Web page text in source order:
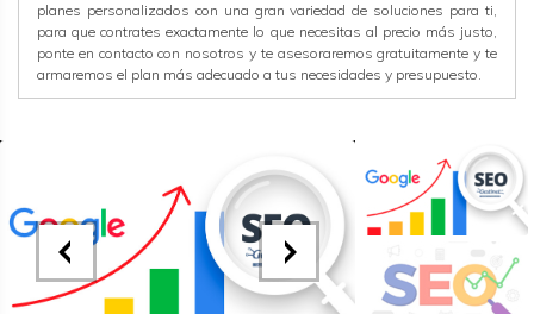
planes personalizados con una gran variedad de soluciones para ti,
para que contrates exactamente lo que necesitas al precio más justo,
ponte en contacto con nosotros y te asesoraremos gratuitamente y te
armaremos el plan más adecuado a tus necesidades y presupuesto.